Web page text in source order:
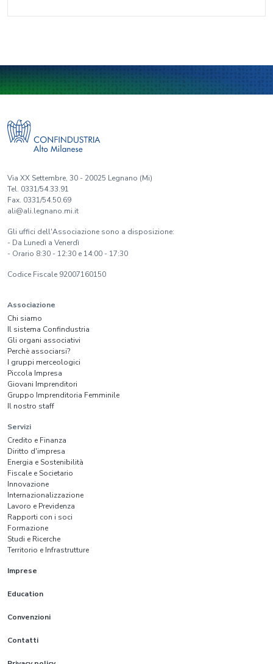
Via XX Settembre, 30 - 20025 Legnano (Mi)
Tel. 0331/54.33.91
Fax. 0331/54.50.69
ali@ali.legnano.mi.it
Gli uffici dell'Associazione sono a disposizione:
- Da Lunedì a Venerdì
- Orario 8:30 - 12:30 e 14:00 - 17:30
Codice Fiscale 92007160150
Associazione
Chi siamo
Il sistema Confindustria
Gli organi associativi
Perchè associarsi?
I gruppi merceologici
Piccola Impresa
Giovani Imprenditori
Gruppo Imprenditoria Femminile
Il nostro staff
Servizi
Credito e Finanza
Diritto d'impresa
Energia e Sostenibilità
Fiscale e Societario
Innovazione
Internazionalizzazione
Lavoro e Previdenza
Rapporti con i soci
Formazione
Studi e Ricerche
Territorio e Infrastrutture
Imprese
Education
Convenzioni
Contatti